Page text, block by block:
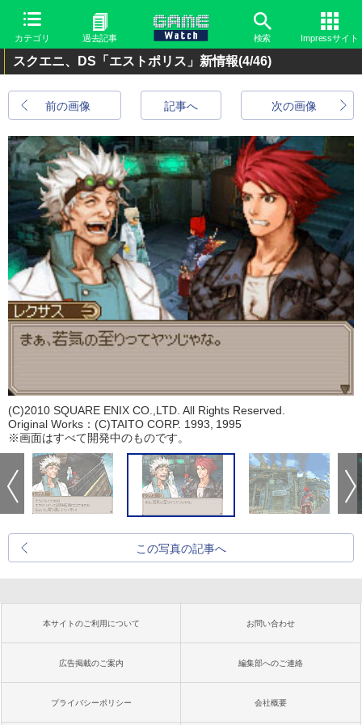
カテゴリ 過去記事 検索 Impressサイト
スクエニ、DS「エストポリス」新情報(4/46)
前の画像 次の画像
記事へ
(C)2010 SQUARE ENIX CO.,LTD. All Rights Reserved.
Original Works：(C)TAITO CORP. 1993, 1995
※画面はすべて開発中のものです。
この写真の記事へ
本サイトのご利用について お問い合わせ
広告掲載のご案内 編集部へのご連絡
プライバシーポリシー 会社概要